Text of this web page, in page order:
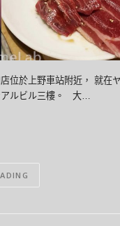
位於上野車站附近， 就在
アルビル三樓。 大…